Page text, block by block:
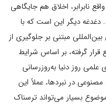
نابرابر، اخلاق هم جایگاهی
دیگر این است که با
مبتنی بر جلوگیری از
گرفته، بر اساس شرایط
روز دنیا به‌روزرسانی
در نبردها، عملاً این
بسیار می‌تواند ترسناک